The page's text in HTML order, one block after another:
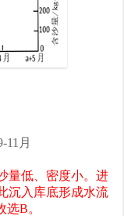
月
低、密度小。进
沉入库底形成水流
B。